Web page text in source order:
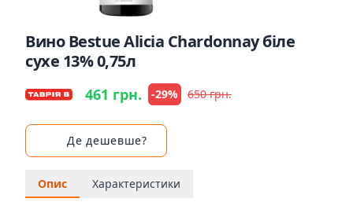
Вино Bestue Alicia Chardonnay біле
сухе 13% 0,75л
461 грн. -29% 650 грн.
Де дешевше?
Опис Характеристики